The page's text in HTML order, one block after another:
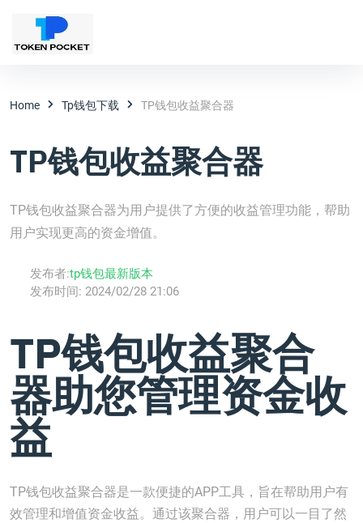
Home Tp钱包下载 TP钱包收益聚合器
TP钱包收益聚合器
TP钱包收益聚合器为用户提供了方便的收益管理功能，帮助
用户实现更高的资金增值。
发布者:tp钱包最新版本
发布时间: 2024/02/28 21:06
TP钱包收益聚合
器助您管理资金收
益
TP钱包收益聚合器是一款便捷的APP工具，旨在帮助用户有
效管理和增值资金收益。通过该聚合器，用户可以一目了然